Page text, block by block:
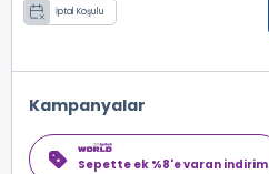
İptal Koşulu
Kampanyalar
Sepette ek %8'e varan indirim